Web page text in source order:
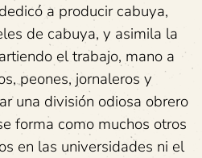
a producir cabuya,
de cabuya, y asimila la
el trabajo, mano a
peones, jornaleros y
una división odiosa obrero
forma como muchos otros
en las universidades ni el